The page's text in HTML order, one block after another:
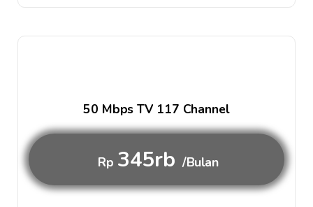
50 Mbps TV 117 Channel
Rp 345rb /Bulan